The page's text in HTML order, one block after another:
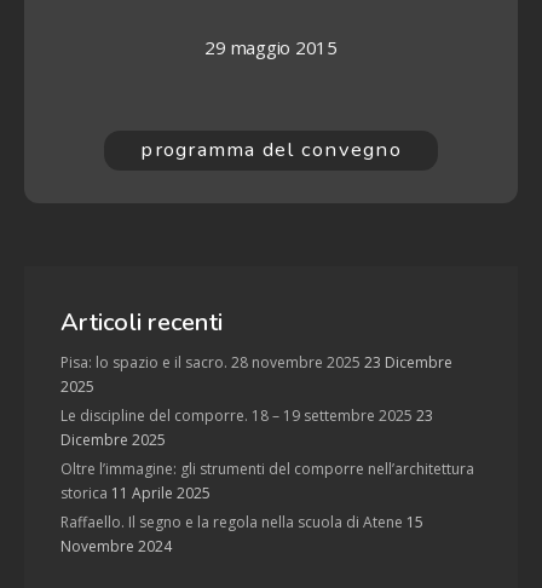
29 maggio 2015
programma del convegno
Articoli recenti
Pisa: lo spazio e il sacro. 28 novembre 2025 23 Dicembre
2025
Le discipline del comporre. 18 – 19 settembre 2025 23
Dicembre 2025
Oltre l’immagine: gli strumenti del comporre nell’architettura
storica 11 Aprile 2025
Raffaello. Il segno e la regola nella scuola di Atene 15
Novembre 2024